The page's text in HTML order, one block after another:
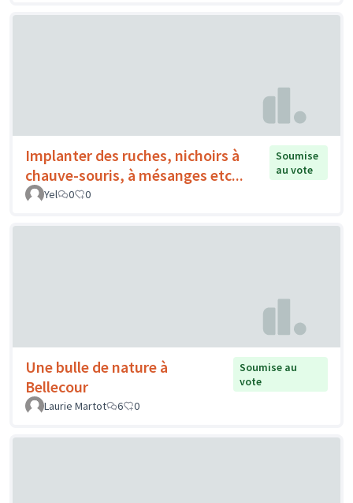
Implanter des ruches, nichoirs à
chauve-souris, à mésanges etc...
Soumise
au vote
Yel
0 0
Une bulle de nature à
Bellecour
Soumise au
vote
Laurie Martot
6 0